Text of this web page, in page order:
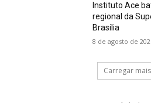
Instituto Ace
regional da
Brasília
8 de agosto de
Carregar mais